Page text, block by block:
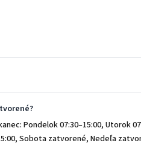
Pondelok 07:30–15:00, Utorok
Sobota zatvorené, Nedeľa